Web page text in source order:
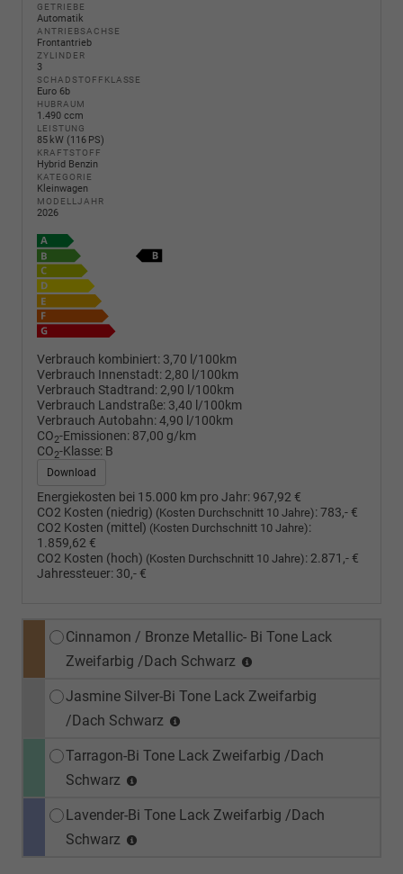
GETRIEBE
Automatik
ANTRIEBSACHSE
Frontantrieb
ZYLINDER
3
SCHADSTOFFKLASSE
Euro 6b
HUBRAUM
1.490 ccm
LEISTUNG
85 kW (116 PS)
KRAFTSTOFF
Hybrid Benzin
KATEGORIE
Kleinwagen
MODELLJAHR
2026
Verbrauch kombiniert: 3,70 l/100km
Verbrauch Innenstadt: 2,80 l/100km
Verbrauch Stadtrand: 2,90 l/100km
Verbrauch Landstraße: 3,40 l/100km
Verbrauch Autobahn:4,90 l/100km
CO2-Emissionen: 87,00 g/km
CO2-Klasse: B
Download
Energiekosten bei 15.000 km pro Jahr: 967,92 €
CO2 Kosten (niedrig) (Kosten Durchschnitt 10 Jahre):783,- €
CO2 Kosten (mittel) (Kosten Durchschnitt 10 Jahre):
1.859,62 €
CO2 Kosten (hoch) (Kosten Durchschnitt 10 Jahre): 2.871,- €
Jahressteuer: 30,- €
Cinnamon / Bronze Metallic- Bi Tone Lack
Zweifarbig /Dach Schwarz
Jasmine Silver-Bi Tone Lack Zweifarbig
/Dach Schwarz
Tarragon-Bi Tone Lack Zweifarbig /Dach
Schwarz
Lavender-Bi Tone Lack Zweifarbig /Dach
Schwarz